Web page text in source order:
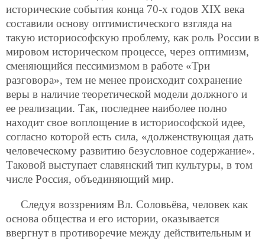
исторические события конца 70-х годов ХIХ века
составили основу оптимистического взгляда на
такую историософскую проблему, как роль России в
мировом историческом процессе, через оптимизм,
сменяющийся пессимизмом в работе «Три
разговора», тем не менее происходит сохранение
веры в наличие теоретической модели должного и
ее реализации. Так, последнее наиболее полно
находит свое воплощение в историософской идее,
согласно которой есть сила, «долженствующая дать
человеческому развитию безусловное содержание».
Таковой выступает славянский тип культуры, в том
числе Россия, объединяющий мир.
Следуя воззрениям Вл. Соловьёва, человек как
основа общества и его истории, оказывается
ввергнут в противоречие между действительным и